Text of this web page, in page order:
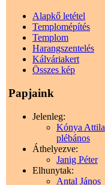
Alapkő letétel
Templomépítés
Templom
Harangszentelés
Kálváriakert
Összes kép
Papjaink
Jelenleg:
Kónya Attila
plébános
Áthelyezve:
Janig Péter
Elhunytak:
Antal János